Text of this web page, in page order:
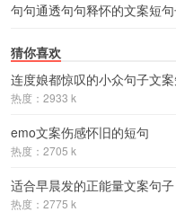
句句通透句句释怀的文案短
猜你喜欢
连度娘都惊叹的小众句子文
热度：2933 k
emo文案伤感怀旧的短句
热度：2705 k
适合早晨发的正能量文案句
热度：2775 k